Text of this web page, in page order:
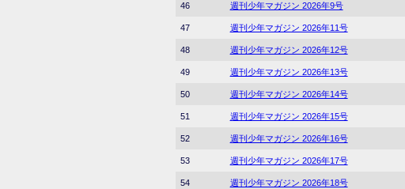
46 週刊少年マガジン 2026年9号
47 週刊少年マガジン 2026年11号
48 週刊少年マガジン 2026年12号
49 週刊少年マガジン 2026年13号
50 週刊少年マガジン 2026年14号
51 週刊少年マガジン 2026年15号
52 週刊少年マガジン 2026年16号
53 週刊少年マガジン 2026年17号
54 週刊少年マガジン 2026年18号